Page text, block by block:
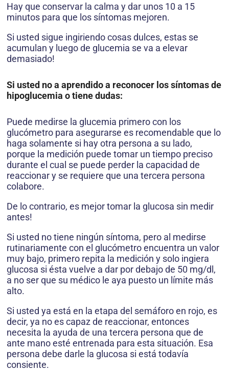
Hay que conservar la calma y dar unos 10 a 15
minutos para que los síntomas mejoren.
Si usted sigue ingiriendo cosas dulces, estas se
acumulan y luego de glucemia se va a elevar
demasiado!
Si usted no a aprendido a reconocer los síntomas de
hipoglucemia o tiene dudas:
Puede medirse la glucemia primero con los
glucómetro para asegurarse es recomendable que lo
haga solamente si hay otra persona a su lado,
porque la medición puede tomar un tiempo preciso
durante el cual se puede perder la capacidad de
reaccionar y se requiere que una tercera persona
colabore.
De lo contrario, es mejor tomar la glucosa sin medir
antes!
Si usted no tiene ningún síntoma, pero al medirse
rutinariamente con el glucómetro encuentra un valor
muy bajo, primero repita la medición y solo ingiera
glucosa si ésta vuelve a dar por debajo de 50 mg/dl,
a no ser que su médico le aya puesto un límite más
alto.
Si usted ya está en la etapa del semáforo en rojo, es
decir, ya no es capaz de reaccionar, entonces
necesita la ayuda de una tercera persona que de
ante mano esté entrenada para esta situación. Esa
persona debe darle la glucosa si está todavía
consiente.